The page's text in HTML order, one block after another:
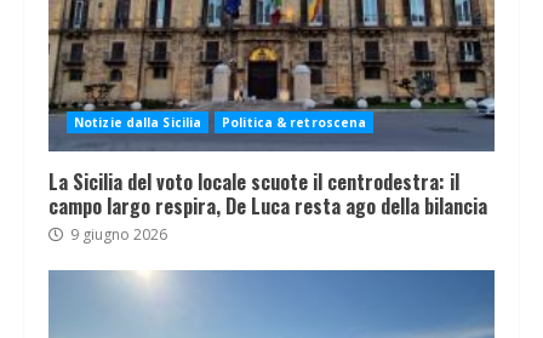
Notizie dalla Sicilia Politica & retroscena
La Sicilia del voto locale scuote il centrodestra: il
campo largo respira, De Luca resta ago della bilancia
9 giugno 2026